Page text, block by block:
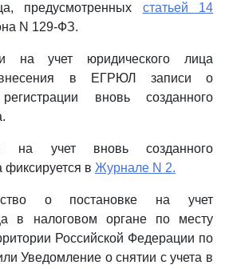
предусмотренных статьей 14
N 129-ФЗ.
на учет юридического лица
внесения в ЕГРЮЛ записи о
регистрации вновь созданного
на учет вновь созданного
фиксируется в Журнале N 2.
о постановке на учет
в налоговом органе по месту
Российской Федерации по
Уведомление о снятии с учета в